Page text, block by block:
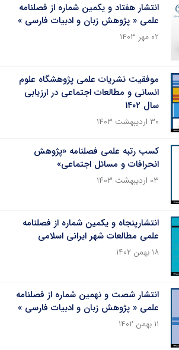
انتشار هفتاد و یکمین شماره از فصلنامه
علمی « پژوهش زبان و ادبیات فارسی »
۰۲ مهر ۱۴۰۳
موفقیت نشریات علمی پژوهشگاه علوم
انسانی و مطالعات اجتماعی در ارزیابی
سال ۱۴۰۲
۳۰ اردیبهشت ۱۴۰۳
کسب رتبه علمی فصلنامه «پژوهش
انحرافات و مسائل اجتماعی»
۰۳ اردیبهشت ۱۴۰۳
انتشارپنجاه و یکمین شماره از فصلنامه
علمی مطالعات شهر ایرانی اسلامی
۱۸ بهمن ۱۴۰۲
انتشار شصت و نهمین شماره از فصلنامه
علمی « پژوهش زبان و ادبیات فارسی »
۱۱ بهمن ۱۴۰۲